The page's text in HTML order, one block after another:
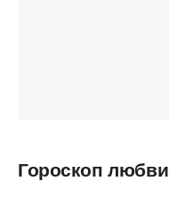
Гороскоп любви